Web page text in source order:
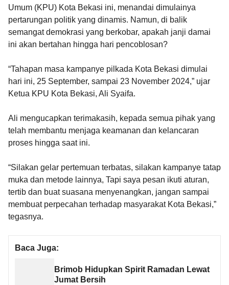
Umum (KPU) Kota Bekasi ini, menandai dimulainya
pertarungan politik yang dinamis. Namun, di balik
semangat demokrasi yang berkobar, apakah janji damai
ini akan bertahan hingga hari pencoblosan?
“Tahapan masa kampanye pilkada Kota Bekasi dimulai
hari ini, 25 September, sampai 23 November 2024,” ujar
Ketua KPU Kota Bekasi, Ali Syaifa.
Ali mengucapkan terimakasih, kepada semua pihak yang
telah membantu menjaga keamanan dan kelancaran
proses hingga saat ini.
“Silakan gelar pertemuan terbatas, silakan kampanye tatap
muka dan metode lainnya, Tapi saya pesan ikuti aturan,
tertib dan buat suasana menyenangkan, jangan sampai
membuat perpecahan terhadap masyarakat Kota Bekasi,”
tegasnya.
Baca Juga:
Brimob Hidupkan Spirit Ramadan Lewat
Jumat Bersih